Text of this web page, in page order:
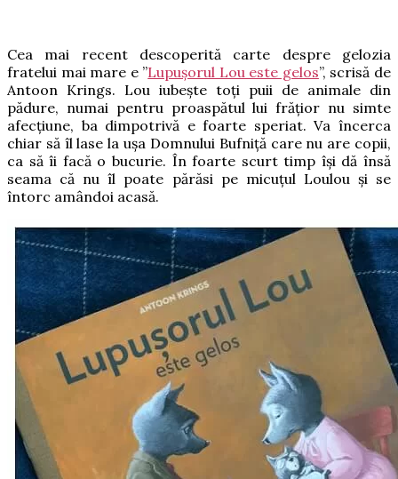
Cea mai recent descoperită carte despre gelozia
fratelui mai mare e ”Lupușorul Lou este gelos”, scrisă de
Antoon Krings. Lou iubește toți puii de animale din
pădure, numai pentru proaspătul lui frățior nu simte
afecțiune, ba dimpotrivă e foarte speriat. Va încerca
chiar să îl lase la ușa Domnului Bufniță care nu are copii,
ca să îi facă o bucurie. În foarte scurt timp își dă însă
seama că nu îl poate părăsi pe micuțul Loulou și se
întorc amândoi acasă.